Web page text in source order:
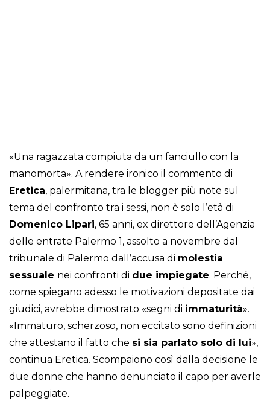
«Una ragazzata compiuta da un fanciullo con la
manomorta». A rendere ironico il commento di
Eretica, palermitana, tra le blogger più note sul
tema del confronto tra i sessi, non è solo l’età di
Domenico Lipari, 65 anni, ex direttore dell’Agenzia
delle entrate Palermo 1, assolto a novembre dal
tribunale di Palermo dall’accusa di molestia
sessuale nei confronti di due impiegate. Perché,
come spiegano adesso le motivazioni depositate dai
giudici, avrebbe dimostrato «segni di immaturità».
«Immaturo, scherzoso, non eccitato sono definizioni
che attestano il fatto che si sia parlato solo di lui»,
continua Eretica. Scompaiono così dalla decisione le
due donne che hanno denunciato il capo per averle
palpeggiate.